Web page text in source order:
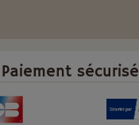
Paiement sécurisé